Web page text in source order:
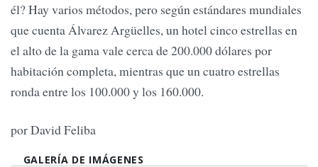
él? Hay varios métodos, pero según estándares mundiales
que cuenta Álvarez Argüelles, un hotel cinco estrellas en
el alto de la gama vale cerca de 200.000 dólares por
habitación completa, mientras que un cuatro estrellas
ronda entre los 100.000 y los 160.000.
por David Feliba
GALERÍA DE IMÁGENES